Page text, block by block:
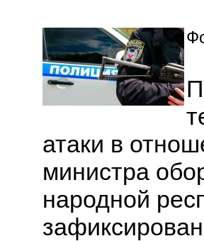
атаки в
министра
народной